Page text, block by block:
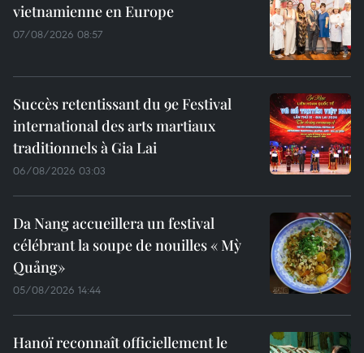
vietnamienne en Europe
07/08/2026 08:57
Succès retentissant du 9e Festival
international des arts martiaux
traditionnels à Gia Lai
06/08/2026 03:03
Da Nang accueillera un festival
célébrant la soupe de nouilles « Mỳ
Quảng»
05/08/2026 14:44
Hanoï reconnaît officiellement le